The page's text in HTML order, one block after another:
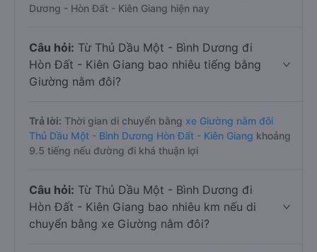
Dương - Hòn Đất - Kiên Giang hiện nay
Câu hỏi: Từ Thủ Dầu Một - Bình Dương đi
Hòn Đất - Kiên Giang bao nhiêu tiếng bằng
Giường nằm đôi?
Trả lời: Thời gian di chuyển bằng xe Giường nằm đôi
Thủ Dầu Một - Bình Dương Hòn Đất - Kiên Giang khoảng
9.5 tiếng nếu đường đi khá thuận lợi
Câu hỏi: Từ Thủ Dầu Một - Bình Dương đi
Hòn Đất - Kiên Giang bao nhiêu km nếu di
chuyển bằng xe Giường nằm đôi?